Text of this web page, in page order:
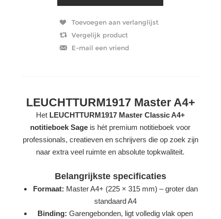
LEUCHTTURM1917 Master A4+
Het LEUCHTTURM1917 Master Classic A4+
notitieboek Sage is hét premium notitieboek voor
professionals, creatieven en schrijvers die op zoek zijn
naar extra veel ruimte en absolute topkwaliteit.
Belangrijkste specificaties
Formaat: Master A4+ (225 × 315 mm) – groter dan
standaard A4
Binding: Garengebonden, ligt volledig vlak open